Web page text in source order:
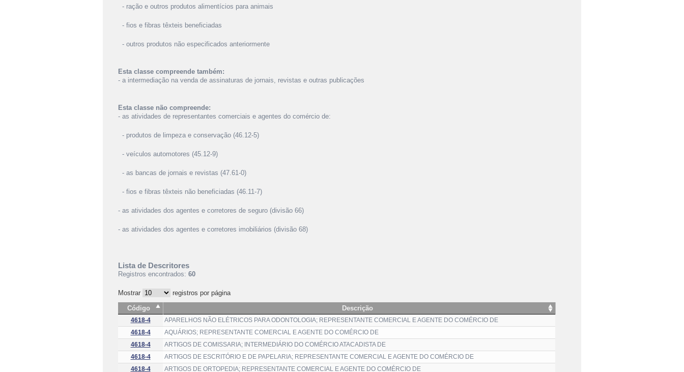
- ração e outros produtos alimentícios para animais
- fios e fibras têxteis beneficiadas
- outros produtos não especificados anteriormente
Esta classe compreende também:
- a intermediação na venda de assinaturas de jornais, revistas e outras publicações
Esta classe não compreende:
- as atividades de representantes comerciais e agentes do comércio de:
- produtos de limpeza e conservação (46.12-5)
- veículos automotores (45.12-9)
- as bancas de jornais e revistas (47.61-0)
- fios e fibras têxteis não beneficiadas (46.11-7)
- as atividades dos agentes e corretores de seguro (divisão 66)
- as atividades dos agentes e corretores imobiliários (divisão 68)
Lista de Descritores
Registros encontrados: 60
Mostrar
registros por página
Código
Descrição
4618-4
APARELHOS NÃO ELÉTRICOS PARA ODONTOLOGIA; REPRESENTANTE COMERCIAL E AGENTE DO COMÉRCIO DE
4618-4
AQUÁRIOS; REPRESENTANTE COMERCIAL E AGENTE DO COMÉRCIO DE
4618-4
ARTIGOS DE COMISSARIA; INTERMEDIÁRIO DO COMÉRCIO ATACADISTA DE
4618-4
ARTIGOS DE ESCRITÓRIO E DE PAPELARIA; REPRESENTANTE COMERCIAL E AGENTE DO COMÉRCIO DE
4618-4
ARTIGOS DE ORTOPEDIA; REPRESENTANTE COMERCIAL E AGENTE DO COMÉRCIO DE